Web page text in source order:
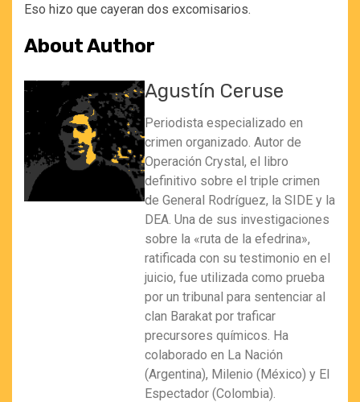
Eso hizo que cayeran dos excomisarios.
About Author
Agustín Ceruse
Periodista especializado en
crimen organizado. Autor de
Operación Crystal, el libro
definitivo sobre el triple crimen
de General Rodríguez, la SIDE y la
DEA. Una de sus investigaciones
sobre la «ruta de la efedrina»,
ratificada con su testimonio en el
juicio, fue utilizada como prueba
por un tribunal para sentenciar al
clan Barakat por traficar
precursores químicos. Ha
colaborado en La Nación
(Argentina), Milenio (México) y El
Espectador (Colombia).